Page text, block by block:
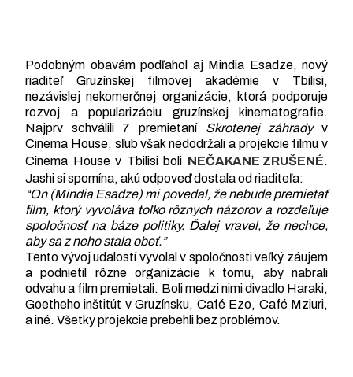
Podobným obavám podľahol aj Mindia Esadze, nový
riaditeľ Gruzínskej filmovej akadémie v Tbilisi,
nezávislej nekomerčnej organizácie, ktorá podporuje
rozvoj a popularizáciu gruzínskej kinematografie.
Najprv schválili 7 premietaní Skrotenej záhradyv
Cinema House, sľub však nedodržali a projekcie filmu v
Cinema House v Tbilisi boli NEČAKANE ZRUŠENÉ.
Jashi si spomína, akú odpoveď dostala od riaditeľa:
“On (Mindia Esadze) mi povedal, že nebude premietať
film, ktorý vyvoláva toľko rôznych názorov a rozdeľuje
spoločnosť na báze politiky. Ďalej vravel, že nechce,
aby sa z neho stala obeť.”
Tento vývoj udalostí vyvolal v spoločnosti veľký záujem
a podnietil rôzne organizácie k tomu, aby nabrali
odvahu a film premietali. Boli medzi nimi divadlo Haraki,
Goetheho inštitút v Gruzínsku, Café Ezo, Café Mziuri,
a iné. Všetky projekcie prebehli bez problémov.